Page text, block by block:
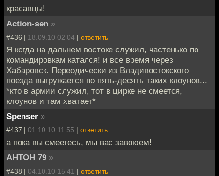
красавцы!
Action-sen »
#436 | 18.09.10 02:04 | ответить
Я когда на дальнем востоке служил, частенько по
командировкам катался! и все время через
Хабаровск. Переодически из Владивостокского
поезда выгружается по пять-десять таких клоунов...
*кто в армии служил, тот в цирке не смеется,
клоунов и там хватает*
Spenser »
#437 | 01.10.10 11:55 | ответить
а пока вы смеетесь, мы вас завоюем!
AHTOH 79 »
#438 | 04.10.10 15:41 | ответить